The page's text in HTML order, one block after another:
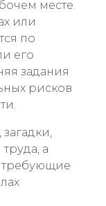
месте.
или
по
его
задания
рисков
а
требующие